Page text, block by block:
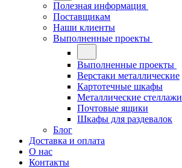
Полезная информация
Поставщикам
Наши клиенты
Выполненные проекты
Выполненные проекты
Верстаки металлические
Картотечные шкафы
Металлические стеллажи
Почтовые ящики
Шкафы для раздевалок
Блог
Доставка и оплата
О нас
Контакты